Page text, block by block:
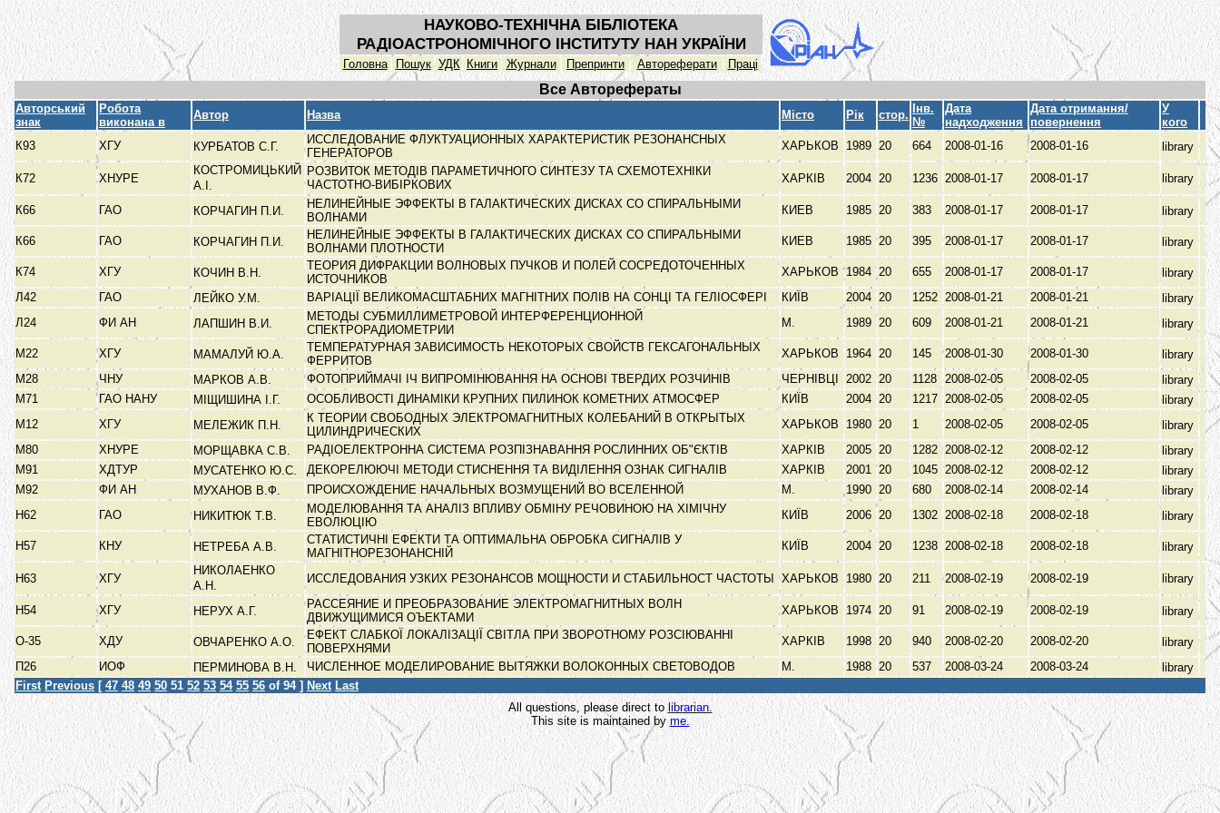
НАУКОВО-ТЕХНІЧНА БІБЛІОТЕКА
РАДІОАСТРОНОМІЧНОГО ІНСТИТУТУ НАН УКРАЇНИ
Головна Пошук УДК Книги Журнали Препринти Автореферати Праці
Все Авторефераты
Авторський
знак
Робота
виконана в
Автор Назва Місто Рік стор.
Інв.
№
Дата
надходження
Дата отримання/
повернення
У
кого
К93
ХГУ КУРБАТОВ С.Г.
ИССЛЕДОВАНИЕ ФЛУКТУАЦИОННЫХ ХАРАКТЕРИСТИК РЕЗОНАНСНЫХ
ГЕНЕРАТОРОВ
ХАРЬКОВ 1989 20 664 2008-01-16 2008-01-16 library
К72 ХНУРЕ
КОСТРОМИЦЬКИЙ
А.І.
РОЗВИТОК МЕТОДІВ ПАРАМЕТИЧНОГО СИНТЕЗУ ТА СХЕМОТЕХНІКИ
ЧАСТОТНО-ВИБІРКОВИХ
ХАРКІВ 2004 20 1236 2008-01-17 2008-01-17 library
К66 ГАО КОРЧАГИН П.И.
НЕЛИНЕЙНЫЕ ЭФФЕКТЫ В ГАЛАКТИЧЕСКИХ ДИСКАХ СО СПИРАЛЬНЫМИ
ВОЛНАМИ
КИЕВ 1985 20 383 2008-01-17 2008-01-17 library
К66 ГАО КОРЧАГИН П.И.
НЕЛИНЕЙНЫЕ ЭФФЕКТЫ В ГАЛАКТИЧЕСКИХ ДИСКАХ СО СПИРАЛЬНЫМИ
ВОЛНАМИ ПЛОТНОСТИ
КИЕВ 1985 20 395 2008-01-17 2008-01-17 library
К74 ХГУ КОЧИН В.Н.
ТЕОРИЯ ДИФРАКЦИИ ВОЛНОВЫХ ПУЧКОВ И ПОЛЕЙ СОСРЕДОТОЧЕННЫХ
ИСТОЧНИКОВ
ХАРЬКОВ 1984 20 655 2008-01-17 2008-01-17
library
Л42
ГАО ЛЕЙКО У.М. ВАРІАЦІЇ ВЕЛИКОМАСШТАБНИХ МАГНІТНИХ ПОЛІВ НА СОНЦІ ТА ГЕЛІОСФЕРІ КИЇВ 2004 20 1252 2008-01-21 2008-01-21
library
Л24
ФИ АН ЛАПШИН В.И.
МЕТОДЫ СУБМИЛЛИМЕТРОВОЙ ИНТЕРФЕРЕНЦИОННОЙ
СПЕКТРОРАДИОМЕТРИИ
М. 1989 20 609 2008-01-21 2008-01-21 library
М22 ХГУ МАМАЛУЙ Ю.А.
ТЕМПЕРАТУРНАЯ ЗАВИСИМОСТЬ НЕКОТОРЫХ СВОЙСТВ ГЕКСАГОНАЛЬНЫХ
ФЕРРИТОВ
ХАРЬКОВ 1964 20 145 2008-01-30 2008-01-30
library
М28
ЧНУ МАРКОВ А.В. ФОТОПРИЙМАЧІ ІЧ ВИПРОМІНЮВАННЯ НА ОСНОВІ ТВЕРДИХ РОЗЧИНІВ ЧЕРНІВЦІ 2002 20 1128 2008-02-05 2008-02-05
library
М71
ГАО НАНУ МІЩИШИНА І.Г. ОСОБЛИВОСТІ ДИНАМІКИ КРУПНИХ ПИЛИНОК КОМЕТНИХ АТМОСФЕР КИЇВ 2004 20 1217 2008-02-05 2008-02-05
library
М12
ХГУ МЕЛЕЖИК П.Н.
К ТЕОРИИ СВОБОДНЫХ ЭЛЕКТРОМАГНИТНЫХ КОЛЕБАНИЙ В ОТКРЫТЫХ
ЦИЛИНДРИЧЕСКИХ
ХАРЬКОВ 1980 20 1 2008-02-05 2008-02-05
library
М80
ХНУРЕ МОРЩАВКА С.В. РАДІОЕЛЕКТРОННА СИСТЕМА РОЗПІЗНАВАННЯ РОСЛИННИХ ОБ"ЄКТІВ ХАРКІВ 2005 20 1282 2008-02-12 2008-02-12
library
М91
ХДТУР МУСАТЕНКО Ю.С. ДЕКОРЕЛЮЮЧІ МЕТОДИ СТИСНЕННЯ ТА ВИДІЛЕННЯ ОЗНАК СИГНАЛІВ ХАРКІВ 2001 20 1045 2008-02-12 2008-02-12
library
М92
ФИ АН МУХАНОВ В.Ф. ПРОИСХОЖДЕНИЕ НАЧАЛЬНЫХ ВОЗМУЩЕНИЙ ВО ВСЕЛЕННОЙ М. 1990 20 680 2008-02-14 2008-02-14
library
Н62
ГАО НИКИТЮК Т.В.
МОДЕЛЮВАННЯ ТА АНАЛІЗ ВПЛИВУ ОБМІНУ РЕЧОВИНОЮ НА ХІМІЧНУ
ЕВОЛЮЦІЮ
КИЇВ 2006 20 1302 2008-02-18 2008-02-18 library
Н57 КНУ НЕТРЕБА А.В.
СТАТИСТИЧНІ ЕФЕКТИ ТА ОПТИМАЛЬНА ОБРОБКА СИГНАЛІВ У
МАГНІТНОРЕЗОНАНСНІЙ
КИЇВ 2004 20 1238 2008-02-18 2008-02-18 library
Н63 ХГУ
НИКОЛАЕНКО
А.Н.
ИССЛЕДОВАНИЯ УЗКИХ РЕЗОНАНСОВ МОЩНОСТИ И СТАБИЛЬНОСТ ЧАСТОТЫ ХАРЬКОВ 1980 20 211 2008-02-19 2008-02-19 library
Н54 ХГУ НЕРУХ А.Г.
РАССЕЯНИЕ И ПРЕОБРАЗОВАНИЕ ЭЛЕКТРОМАГНИТНЫХ ВОЛН
ДВИЖУЩИМИСЯ ОЪЕКТАМИ
ХАРЬКОВ 1974 20 91 2008-02-19 2008-02-19 library
О-35 ХДУ ОВЧАРЕНКО А.О.
ЕФЕКТ СЛАБКОЇ ЛОКАЛІЗАЦІЇ СВІТЛА ПРИ ЗВОРОТНОМУ РОЗСІЮВАННІ
ПОВЕРХНЯМИ
ХАРКІВ 1998 20 940 2008-02-20 2008-02-20
library
П26
ИОФ ПЕРМИНОВА В.Н. ЧИСЛЕННОЕ МОДЕЛИРОВАНИЕ ВЫТЯЖКИ ВОЛОКОННЫХ СВЕТОВОДОВ М. 1988 20 537 2008-03-24 2008-03-24
library
First Previous [ 47 48 49 50 51 52 53 54 55 56 of 94 ] Next Last
All questions, please direct to librarian.
This site is maintained byme.